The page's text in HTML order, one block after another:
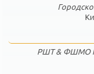
РШТ & ФШМО